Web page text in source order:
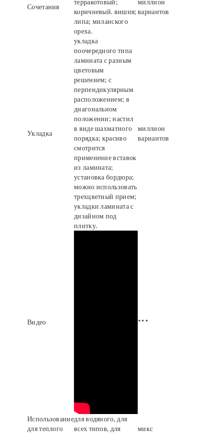
Сочетания
терракотовый;
коричневый. вишня;
липа; миланского
ореха.
миллион
вариантов
Укладка
укладка
поочередного типа
ламината с разным
цветовым
решением; с
перпендикулярным
расположением; в
диагональном
положении; настил
в виде шахматного
порядка; красиво
смотрится
применение вставок
из ламината;
установка бордюра;
можно использовать
трехцветный прием;
укладки ламината с
дизайном под
плитку.
миллион
вариантов
Видео ***
Использование
для теплого
для водяного, для
всех типов, для
микс